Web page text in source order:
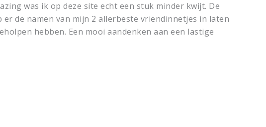
was ik op deze site echt een stuk minder kwijt. De
de namen van mijn 2 allerbeste vriendinnetjes in laten
hebben. Een mooi aandenken aan een lastige